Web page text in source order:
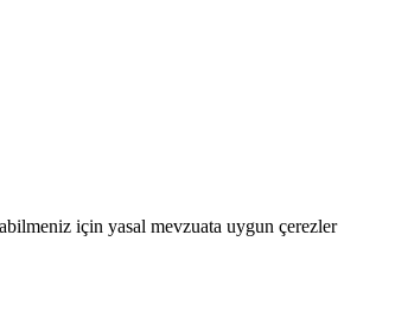
için yasal mevzuata uygun çerezler